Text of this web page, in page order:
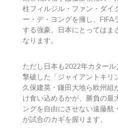
柱フィルジル・ファン・ダイ
ー・デ・ヨングを擁し、FIFA
する強豪。日本にとってはま
なります。
ただし日本も2022年カター
撃破した「ジャイアントキリ
久保建英・鎌田大地ら欧州組
け食い込めるかが、勝負の最
ングを自由にさせない遠藤航
が試合のカギを握ります。